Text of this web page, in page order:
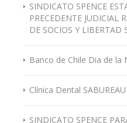
SINDICATO SPENCE
PRECEDENTE JUDICIAL
DE SOCIOS Y LIBERTAD
Banco de Chile Dia de la
Clínica Dental
SINDICATO SPENCE